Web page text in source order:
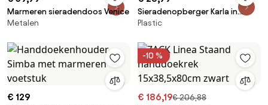
Marmeren sieradendoos Venice
Metalen
Sieradenopberger Karla in
marmerlook
Plastic
€ 129
-10 %
€ 186,19€ 206,88